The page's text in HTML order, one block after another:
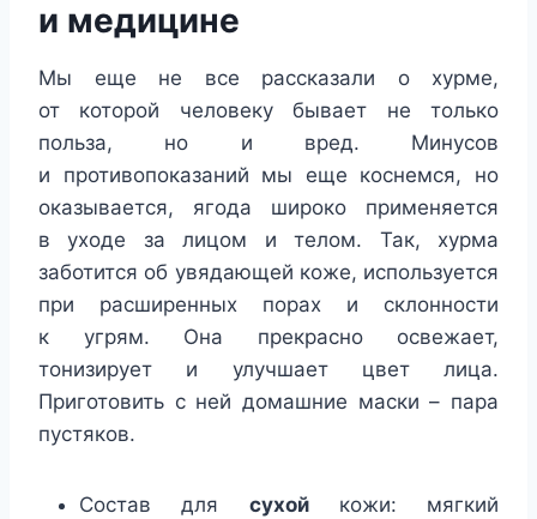
и медицине
Мы еще не все рассказали о хурме,
от которой человеку бывает не только
польза, но и вред. Минусов
и противопоказаний мы еще коснемся, но
оказывается, ягода широко применяется
в уходе за лицом и телом. Так, хурма
заботится об увядающей коже, используется
при расширенных порах и склонности
к угрям. Она прекрасно освежает,
тонизирует и улучшает цвет лица.
Приготовить с ней домашние маски – пара
пустяков.
Состав для сухойкожи: мягкий